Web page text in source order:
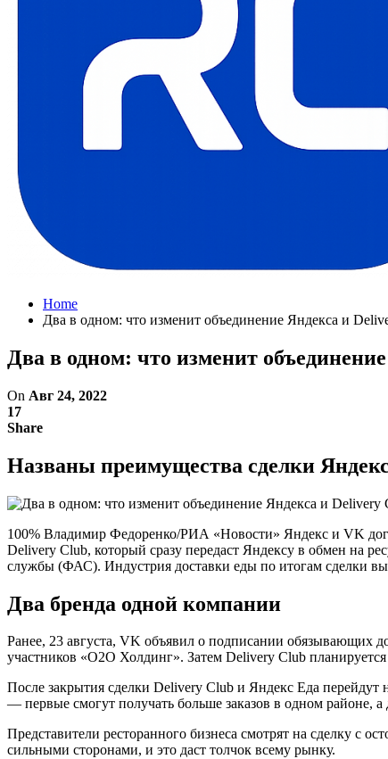
Home
Два в одном: что изменит объединение Яндекса и
Два в одном: что изменит
On Авг 24, 2022
17
Share
Названы преимущества сделки
100% Владимир Федоренко/РИА «Новости» Яндекс и VK
Delivery Club, который сразу передаст Яндексу в обмен на
службы (ФАС). Индустрия доставки еды по итогам сделки
Два бренда одной компании
Ранее, 23 августа, VK объявил о подписании обязывающих
участников «О2О Холдинг». Затем Delivery Club планируется
После закрытия сделки Delivery Club и Яндекс Еда перейдут
— первые смогут получать больше заказов в одном районе,
Представители ресторанного бизнеса смотрят на сделку с
сильными сторонами, и это даст толчок всему рынку.